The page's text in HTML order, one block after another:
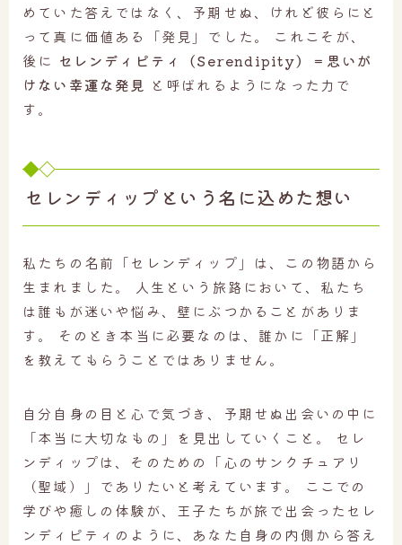
めていた答えではなく、予期せぬ、けれど彼らにと
って真に価値ある「発見」でした。 これこそが、
後に セレンディピティ（Serendipity）＝思いが
けない幸運な発見 と呼ばれるようになった力で
す。
セレンディップという名に込めた想い
私たちの名前「セレンディップ」は、この物語から
生まれました。 人生という旅路において、私たち
は誰もが迷いや悩み、壁にぶつかることがありま
す。 そのとき本当に必要なのは、誰かに「正解」
を教えてもらうことではありません。
自分自身の目と心で気づき、予期せぬ出会いの中に
「本当に大切なもの」を見出していくこと。 セレ
ンディップは、そのための「心のサンクチュアリ
（聖域）」でありたいと考えています。 ここでの
学びや癒しの体験が、王子たちが旅で出会ったセレ
ンディピティのように、あなた自身の内側から答え